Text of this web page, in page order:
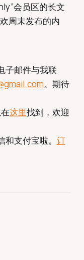
会员区的长文
周末发布的内
子邮件与我联
。期待
这里找到，欢迎
支付宝啦。 订